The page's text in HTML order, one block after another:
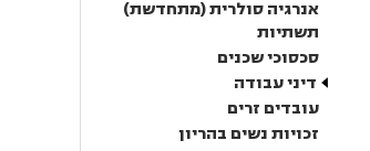
אנרגיה סולרית (מתחדשת)
תשתיות
סכסוכי שכנים
דיני עבודה
עובדים זרים
זכויות נשים בהריון